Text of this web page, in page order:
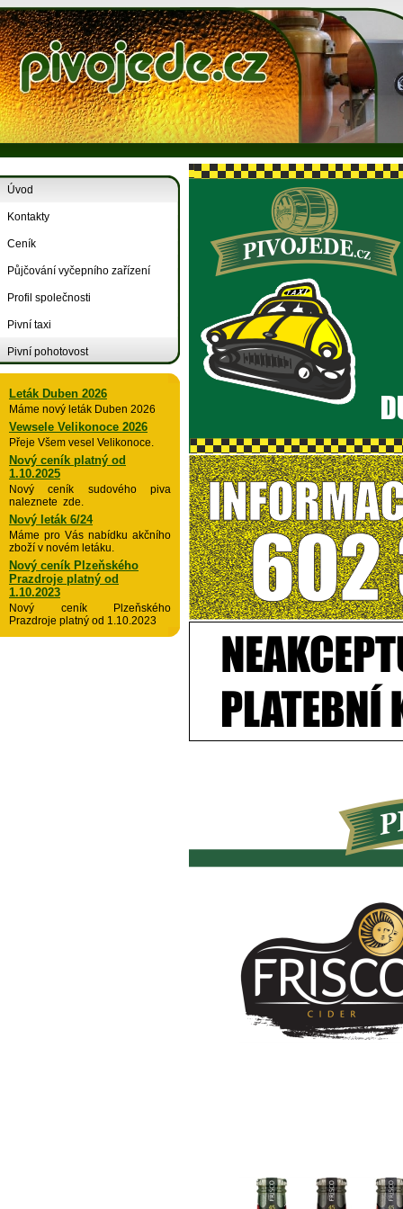
Úvod
Kontakty
Ceník
Půjčování vyčepního zařízení
Profil společnosti
Pivní taxi
Pivní pohotovost
Leták Duben 2026
Máme nový leták Duben 2026
Vewsele Velikonoce 2026
Přeje Všem vesel Velikonoce.
Nový ceník platný od
1.10.2025
Nový ceník sudového piva
naleznete zde.
Nový leták 6/24
Máme pro Vás nabídku akčního
zboží v novém letáku.
Nový ceník Plzeňského
Prazdroje platný od
1.10.2023
Nový ceník Plzeňského
Prazdroje platný od 1.10.2023